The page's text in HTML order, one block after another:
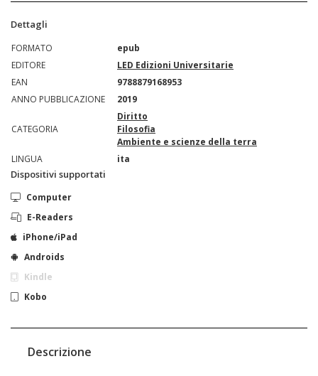
Dettagli
FORMATO
epub
EDITORE
LED Edizioni Universitarie
EAN
9788879168953
ANNO PUBBLICAZIONE
2019
CATEGORIA
Diritto
Filosofia
Ambiente e scienze della terra
LINGUA
ita
Dispositivi supportati
Computer
E-Readers
iPhone/iPad
Androids
Kindle
Kobo
Descrizione